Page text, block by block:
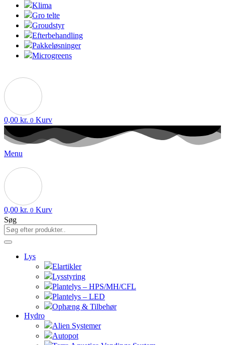
Klima
Gro telte
Groudstyr
Efterbehandling
Pakkeløsninger
Microgreens
0,00 kr. 0 Kurv
Menu
0,00 kr. 0 Kurv
Søg
Lys
Elartikler
Lysstyring
Plantelys – HPS/MH/CFL
Plantelys – LED
Ophæng & Tilbehør
Hydro
Alien Systemer
Autopot